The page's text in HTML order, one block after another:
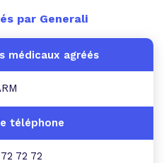
par Generali
72 72